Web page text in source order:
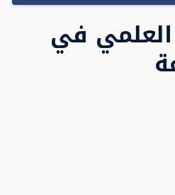
العلمي في